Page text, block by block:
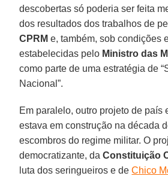
descobertas só poderia ser feita
dos resultados dos trabalhos de
CPRM e, também, sob condições
estabelecidas pelo Ministro das
como parte de uma estratégia de
Nacional”.
Em paralelo, outro projeto de país
estava em construção na década
escombros do regime militar. O
democratizante, daConstituição
luta dos seringueiros e deChico